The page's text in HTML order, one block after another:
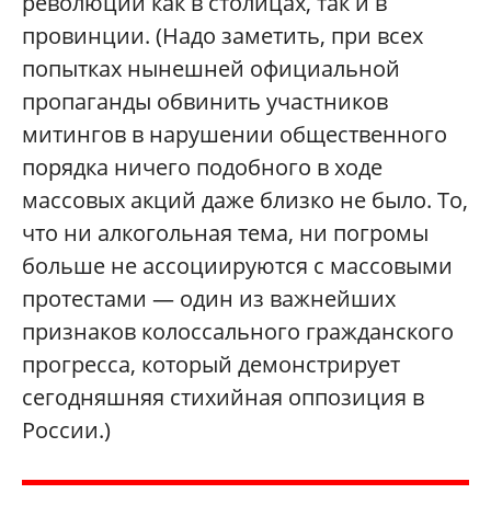
провинции. (Надо заметить, при всех
попытках нынешней официальной
пропаганды обвинить участников
митингов в нарушении общественного
порядка ничего подобного в ходе
массовых акций даже близко не было. То,
что ни алкогольная тема, ни погромы
больше не ассоциируются с массовыми
протестами — один из важнейших
признаков колоссального гражданского
прогресса, который демонстрирует
сегодняшняя стихийная оппозиция в
России.)